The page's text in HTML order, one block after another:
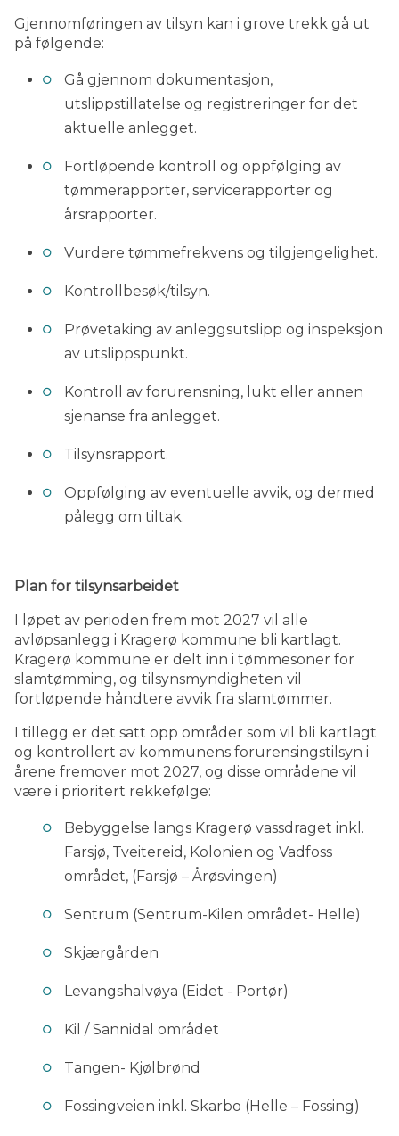
Gjennomføringen av tilsyn kan i grove trekk gå ut
på følgende:
Gå gjennom dokumentasjon,
utslippstillatelse og registreringer for det
aktuelle anlegget.
Fortløpende kontroll og oppfølging av
tømmerapporter, servicerapporter og
årsrapporter.
Vurdere tømmefrekvens og tilgjengelighet.
Kontrollbesøk/tilsyn.
Prøvetaking av anleggsutslipp og inspeksjon
av utslippspunkt.
Kontroll av forurensning, lukt eller annen
sjenanse fra anlegget.
Tilsynsrapport.
Oppfølging av eventuelle avvik, og dermed
pålegg om tiltak.
Plan for tilsynsarbeidet
I løpet av perioden frem mot 2027 vil alle
avløpsanlegg i Kragerø kommune bli kartlagt.
Kragerø kommune er delt inn i tømmesoner for
slamtømming, og tilsynsmyndigheten vil
fortløpende håndtere avvik fra slamtømmer.
I tillegg er det satt opp områder som vil bli kartlagt
og kontrollert av kommunens forurensingstilsyn i
årene fremover mot 2027, og disse områdene vil
være i prioritert rekkefølge:
Bebyggelse langs Kragerø vassdraget inkl.
Farsjø, Tveitereid, Kolonien og Vadfoss
området, (Farsjø – Årøsvingen)
Sentrum (Sentrum-Kilen området- Helle)
Skjærgården
Levangshalvøya (Eidet - Portør)
Kil / Sannidal området
Tangen- Kjølbrønd
Fossingveien inkl. Skarbo (Helle – Fossing)